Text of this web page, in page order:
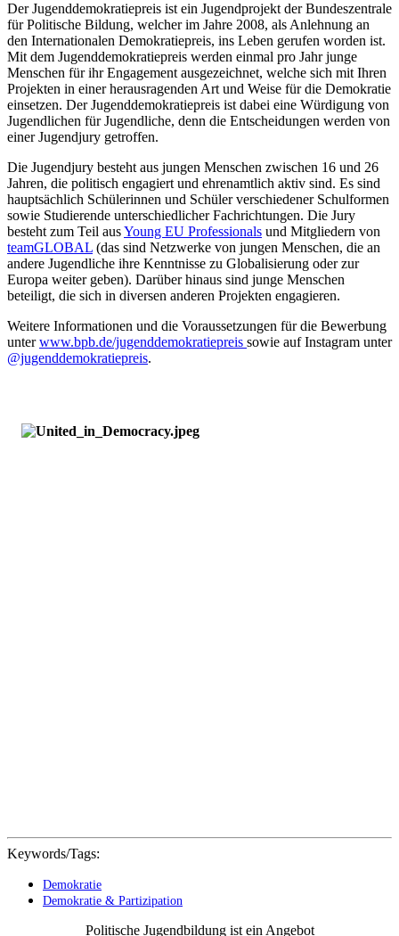
Der Jugenddemokratiepreis ist ein Jugendprojekt der Bundeszentrale
für Politische Bildung, welcher im Jahre 2008, als Anlehnung an
den Internationalen Demokratiepreis, ins Leben gerufen worden ist.
Mit dem Jugenddemokratiepreis werden einmal pro Jahr junge
Menschen für ihr Engagement ausgezeichnet, welche sich mit Ihren
Projekten in einer herausragenden Art und Weise für die Demokratie
einsetzen. Der Jugenddemokratiepreis ist dabei eine Würdigung von
Jugendlichen für Jugendliche, denn die Entscheidungen werden von
einer Jugendjury getroffen.
Die Jugendjury besteht aus jungen Menschen zwischen 16 und 26
Jahren, die politisch engagiert und ehrenamtlich aktiv sind. Es sind
hauptsächlich Schülerinnen und Schüler verschiedener Schulformen
sowie Studierende unterschiedlicher Fachrichtungen. Die Jury
besteht zum Teil ausYoung EU Professionals und Mitgliedern von
teamGLOBAL (das sind Netzwerke von jungen Menschen, die an
andere Jugendliche ihre Kenntnisse zu Globalisierung oder zur
Europa weiter geben). Darüber hinaus sind junge Menschen
beteiligt, die sich in diversen anderen Projekten engagieren.
Weitere Informationen und die Voraussetzungen für die Bewerbung
unterwww.bpb.de/jugenddemokratiepreis sowie auf Instagram unter
@jugenddemokratiepreis.
Keywords/Tags:
Demokratie
Demokratie & Partizipation
Politische Jugendbildung ist ein Angebot